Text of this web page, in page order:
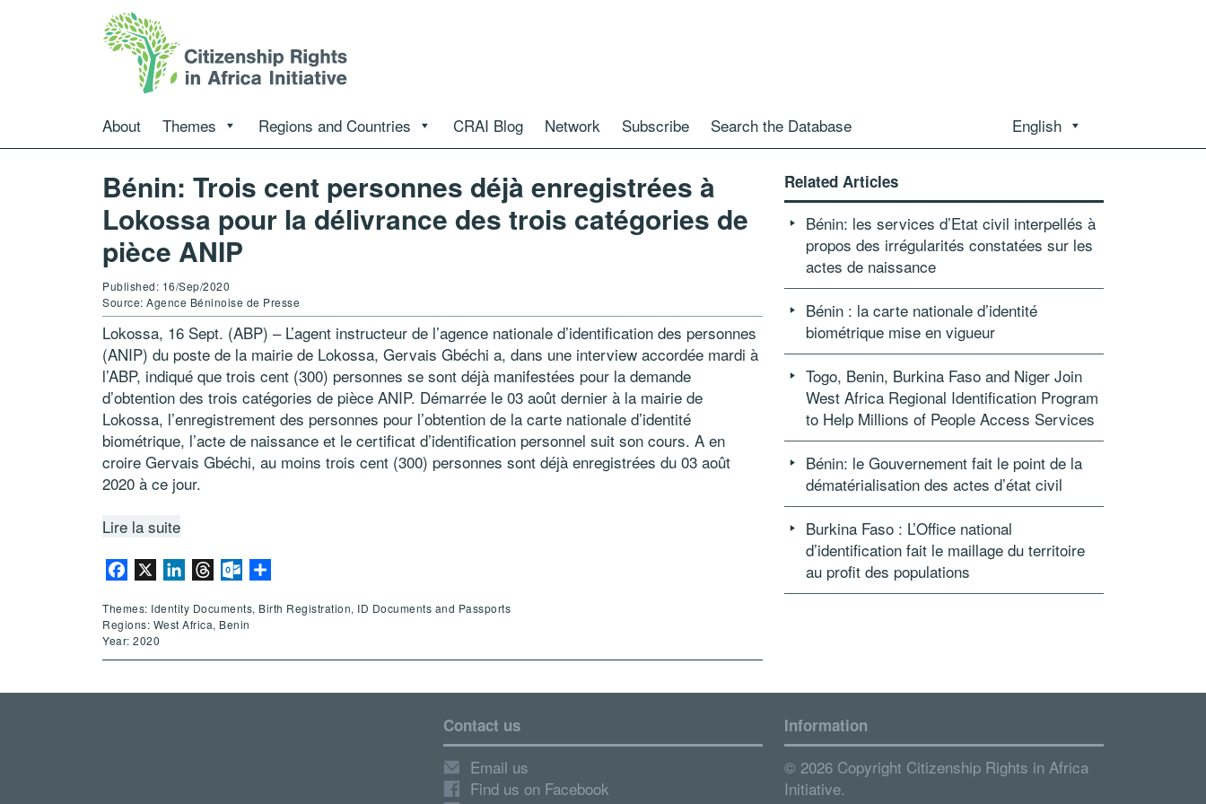
About Themes Regions and Countries CRAI Blog Network Subscribe Search the Database English
Bénin: Trois cent personnes déjà enregistrées à
Lokossa pour la délivrance des trois catégories de
pièce ANIP
Published: 16/Sep/2020
Source: Agence Béninoise de Presse
Lokossa, 16 Sept. (ABP) – L’agent instructeur de l’agence nationale d’identification des personnes
(ANIP) du poste de la mairie de Lokossa, Gervais Gbéchi a, dans une interview accordée mardi à
l’ABP, indiqué que trois cent (300) personnes se sont déjà manifestées pour la demande
d’obtention des trois catégories de pièce ANIP. Démarrée le 03 août dernier à la mairie de
Lokossa, l’enregistrement des personnes pour l’obtention de la carte nationale d’identité
biométrique, l’acte de naissance et le certificat d’identification personnel suit son cours. A en
croire Gervais Gbéchi, au moins trois cent (300) personnes sont déjà enregistrées du 03 août
2020 à ce jour.
Lire la suite
Facebook LinkedInThreadsOutlook.com
Themes: Identity Documents, Birth Registration, ID Documents and Passports
Regions: West Africa, Benin
Year: 2020
Related Articles
Bénin: les services d’Etat civil interpellés à
propos des irrégularités constatées sur les
actes de naissance
Bénin : la carte nationale d’identité
biométrique mise en vigueur
Togo, Benin, Burkina Faso and Niger Join
West Africa Regional Identification Program
to Help Millions of People Access Services
Bénin: le Gouvernement fait le point de la
dématérialisation des actes d’état civil
Burkina Faso : L’Office national
d’identification fait le maillage du territoire
au profit des populations
Contact us
Email us
Find us on Facebook
Information
© 2026 Copyright Citizenship Rights in Africa
Initiative.